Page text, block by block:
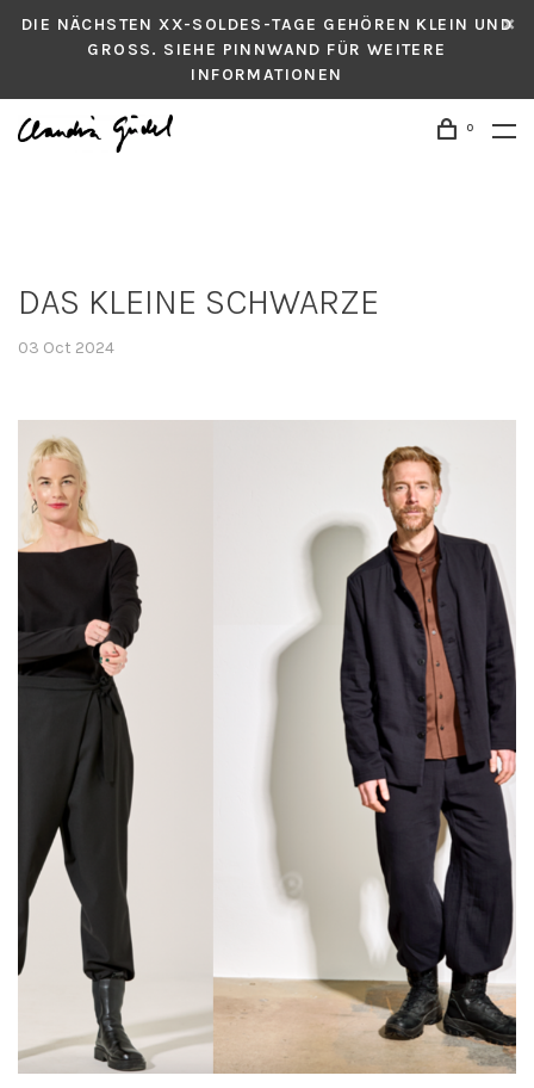
DIE NÄCHSTEN XX-SOLDES-TAGE GEHÖREN KLEIN UND
GROSS. SIEHE PINNWAND FÜR WEITERE
INFORMATIONEN
0
DAS KLEINE SCHWARZE
03 Oct 2024